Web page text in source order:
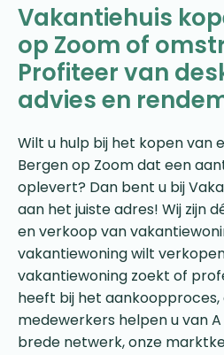
Vakantiehuis
op Zoom of
Profiteer van
advies en
Wilt u hulp bij het kopen van
Bergen op Zoom dat een
oplevert? Dan bent u bij
aan het juiste adres! Wij zijn
en verkoop van
vakantiewoning wilt
vakantiewoning zoekt of
heeft bij het
medewerkers helpen u van
brede netwerk, onze